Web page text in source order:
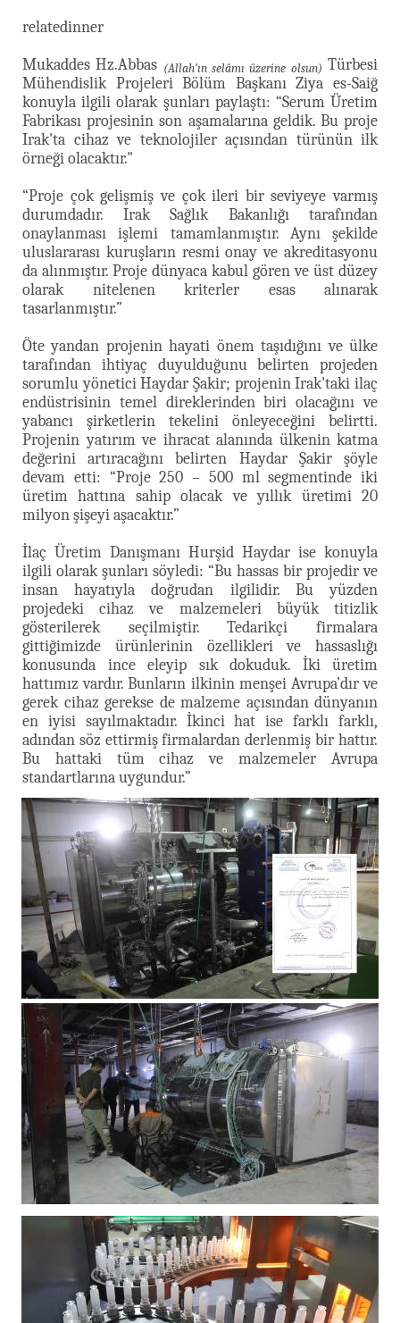
relatedinner
Mukaddes Hz.Abbas (Allah’ın selâmı üzerine olsun) Türbesi
Mühendislik Projeleri Bölüm Başkanı Ziya es-Saiğ
konuyla ilgili olarak şunları paylaştı: “Serum Üretim
Fabrikası projesinin son aşamalarına geldik. Bu proje
Irak'ta cihaz ve teknolojiler açısından türünün ilk
örneği olacaktır."
“Proje çok gelişmiş ve çok ileri bir seviyeye varmış
durumdadır. Irak Sağlık Bakanlığı tarafından
onaylanması işlemi tamamlanmıştır. Aynı şekilde
uluslararası kuruşların resmi onay ve akreditasyonu
da alınmıştır. Proje dünyaca kabul gören ve üst düzey
olarak nitelenen kriterler esas alınarak
tasarlanmıştır.”
Öte yandan projenin hayati önem taşıdığını ve ülke
tarafından ihtiyaç duyulduğunu belirten projeden
sorumlu yönetici Haydar Şakir; projenin Irak'taki ilaç
endüstrisinin temel direklerinden biri olacağını ve
yabancı şirketlerin tekelini önleyeceğini belirtti.
Projenin yatırım ve ihracat alanında ülkenin katma
değerini artıracağını belirten Haydar Şakir şöyle
devam etti: “Proje 250 – 500 ml segmentinde iki
üretim hattına sahip olacak ve yıllık üretimi 20
milyon şişeyi aşacaktır.”
İlaç Üretim Danışmanı Hurşid Haydar ise konuyla
ilgili olarak şunları söyledi: “Bu hassas bir projedir ve
insan hayatıyla doğrudan ilgilidir. Bu yüzden
projedeki cihaz ve malzemeleri büyük titizlik
gösterilerek seçilmiştir. Tedarikçi firmalara
gittiğimizde ürünlerinin özellikleri ve hassaslığı
konusunda ince eleyip sık dokuduk. İki üretim
hattımız vardır. Bunların ilkinin menşei Avrupa’dır ve
gerek cihaz gerekse de malzeme açısından dünyanın
en iyisi sayılmaktadır. İkinci hat ise farklı farklı,
adından söz ettirmiş firmalardan derlenmiş bir hattır.
Bu hattaki tüm cihaz ve malzemeler Avrupa
standartlarına uygundur.”